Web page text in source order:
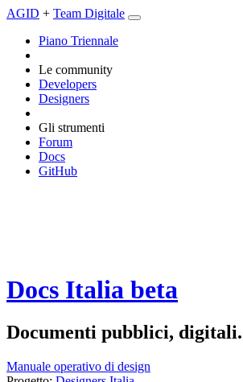
AGID + Team Digitale
Piano Triennale
Le community
Developers
Designers
Gli strumenti
Forum
Docs
GitHub
Docs Italia beta
Documenti pubblici, digitali.
Manuale operativo di design